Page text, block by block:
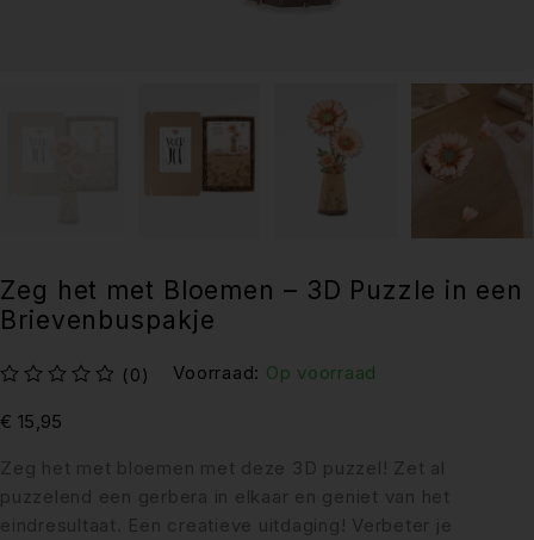
Zeg het met Bloemen – 3D Puzzle in een
Brievenbuspakje
(0) Voorraad: Op voorraad
Zeg het met bloemen met deze 3D puzzel! Zet al
puzzelend een gerbera in elkaar en geniet van het
eindresultaat. Een creatieve uitdaging! Verbeter je
€ 15,95